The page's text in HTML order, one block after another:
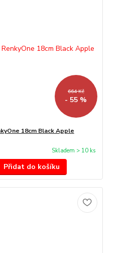
664 Kč
- 55 %
18cm Black Apple
Skladem > 10 ks
Přidat do košíku